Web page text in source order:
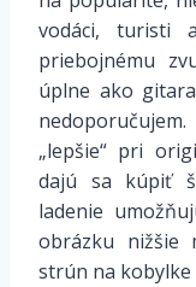
vodáci, turisti
priebojnému
úplne ako
„lepšie“ pri
dajú sa kúpiť
ladenie
obrázku nižšie
strún na kobylke